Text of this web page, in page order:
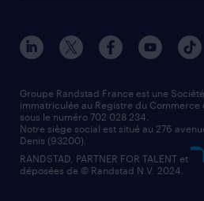
Groupe Randstad France est une
immatriculée au Registre du Commerce
sous le numéro 702 028 234.
Notre siège social est situé au 276
Denis (93200).
RANDSTAD, PARTNER FOR TALENT et
déposées de © Randstad N.V. 2024.